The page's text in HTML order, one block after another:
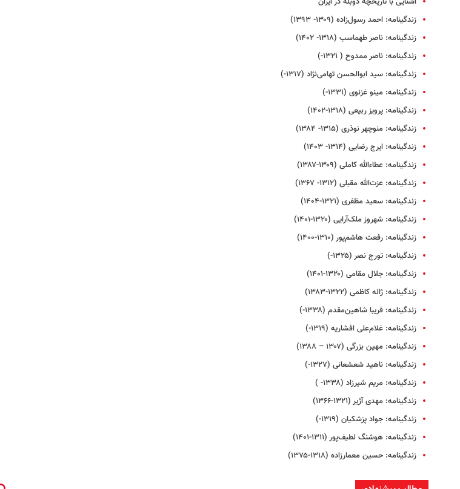
زندگینامه: احمد رسول‌زاده (۱۳۰۹- ۱۳۹۳)
زندگینامه: ناصر طهماسب (۱۳۱۸- ۱۴۰۲)
زندگینامه: ناصر ممدوح ( ۱۳۲۱-)
زندگینامه: سید ابوالحسن تهامی‌نژاد (۱۳۱۷-)
زندگینامه: مینو غزنوی (۱۳۳۱-)
زندگینامه: پرویز ربیعی (۱۳۱۸-۱۴۰۲)
زندگینامه: منوچهر نوذری (۱۳۱۵- ۱۳۸۴)
زندگینامه: ایرج رضایی (۱۳۱۴- ۱۴۰۳)
زندگینامه: عطاءالله کاملی (۱۳۰۹-۱۳۸۷)
زندگینامه: عزت‌الله مقبلی (۱۳۱۲- ۱۳۶۷)
زندگینامه: سعید مظفری (۱۳۲۱-۱۴۰۴)
زندگینامه: شهروز ملک‌آرایی (۱۳۲۰-۱۴۰۱)
زندگینامه: رفعت هاشم‌پور (۱۳۱۰-۱۴۰۰)
زندگینامه: تورج نصر (۱۳۲۵-)
زندگینامه: جلال مقامی (۱۳۲۰-۱۴۰۱)
زندگینامه: ژاله کاظمی (۱۳۲۲-۱۳۸۳)
زندگینامه: فریبا شاهین‌مقدم (۱۳۳۸-)
زندگینامه: غلام‌علی افشاریه (۱۳۱۹-)
زندگینامه: مهین بزرگی (۱۳۰۷ – ۱۳۸۸)
زندگینامه: ناهید شعشعانی (۱۳۲۷-)
زندگینامه: مریم شیرزاد (۱۳۳۸- )
زندگینامه: مهدی آژیر (۱۳۲۱-۱۳۶۶)
زندگینامه: جواد پزشکیان (۱۳۱۹-)
زندگینامه: هوشنگ لطیف‌پور (۱۳۱۱-۱۴۰۱)
زندگینامه: حسین معمارزاده (۱۳۱۸-۱۳۷۵)